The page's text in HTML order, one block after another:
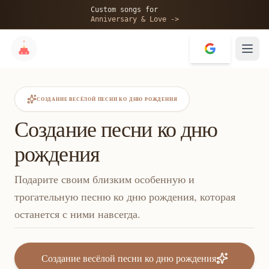
Custom songs for
Anniversary & Love ->
СОЗДАНИЕ ВЕСЁЛОЙ ПЕСНИ КО ДНЮ РОЖДЕНИЯ
Создание песни ко дню
рождения
Подарите своим близким особенную и
трогательную песню ко дню рождения, которая
останется с ними навсегда.
Создание весёлой песни ко дню рождения